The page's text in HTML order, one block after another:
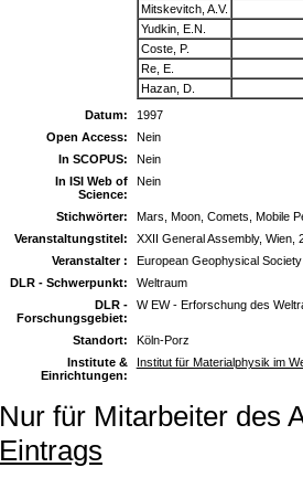
Mitskevitch, A.V.
Yudkin, E.N.
Coste, P.
Re, E.
Hazan, D.
Datum:
1997
Open Access:
Nein
In SCOPUS:
Nein
In ISI Web of
Science:
Nein
Stichwörter:
Mars, Moon, Comets, Mobile
Veranstaltungstitel:
XXII General Assembly, Wien,
Veranstalter :
European Geophysical Society
DLR - Schwerpunkt:
Weltraum
DLR -
Forschungsgebiet:
W EW - Erforschung des
Standort:
Köln-Porz
Institute &
Einrichtungen:
Institut für Materialphysik im
Nur für Mitarbeiter des
Eintrags